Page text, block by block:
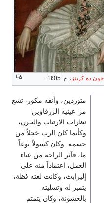
جون ده كريتز ، ح. 1605.
متوردين، وأنفه مكور، تشع
من عينيه الزرقاوين
نظرات الارتياب والحزن،
وكأنما كان الرب خجلاً من
جسمه. وكان كسولاً نوعاً
ما، فآثر الراحة من عناء
العمل، اعتماداً منه على
إليزابث، وكانت لغته فظة،
يتميز له وتسليته
بالخشونة، وكان يتمتم